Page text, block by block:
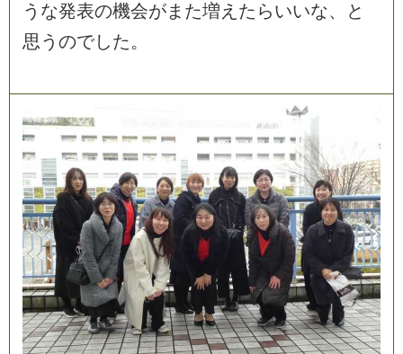
う な発表の機会がま た増え た らいいな、
と
思 う のでした。